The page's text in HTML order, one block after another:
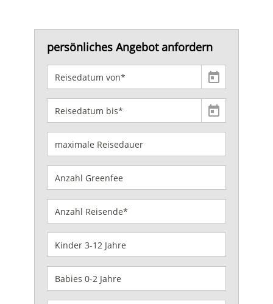
persönliches Angebot anfordern